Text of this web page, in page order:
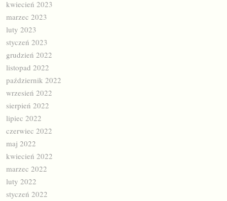
kwiecień 2023
marzec 2023
luty 2023
styczeń 2023
grudzień 2022
listopad 2022
październik 2022
wrzesień 2022
sierpień 2022
lipiec 2022
czerwiec 2022
maj 2022
kwiecień 2022
marzec 2022
luty 2022
styczeń 2022